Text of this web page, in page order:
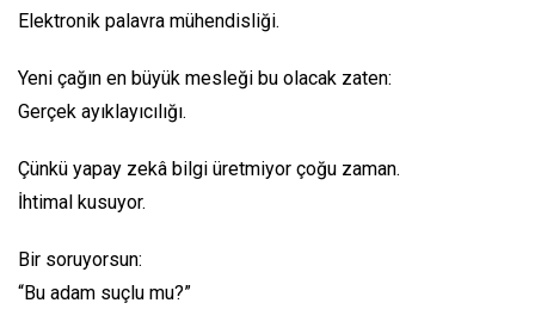
Elektronik palavra mühendisliği.
Yeni çağın en büyük mesleği bu olacak zaten:
Gerçek ayıklayıcılığı.
Çünkü yapay zekâ bilgi üretmiyor çoğu zaman.
İhtimal kusuyor.
Bir soruyorsun:
“Bu adam suçlu mu?”